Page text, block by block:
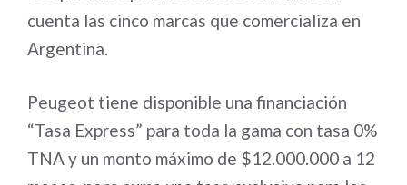
cuenta las cinco marcas que comercializa en
Argentina.
Peugeot tiene disponible una financiación
“Tasa Express” para toda la gama con tasa 0%
TNA y un monto máximo de $12.000.000 a 12